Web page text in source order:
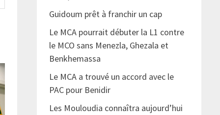
Guidoum prêt à franchir un cap
Le MCA pourrait débuter la L1 contre
le MCO sans Menezla, Ghezala et
Benkhemassa
Le MCA a trouvé un accord avec le
PAC pour Benidir
Les Mouloudia connaîtra aujourd’hui